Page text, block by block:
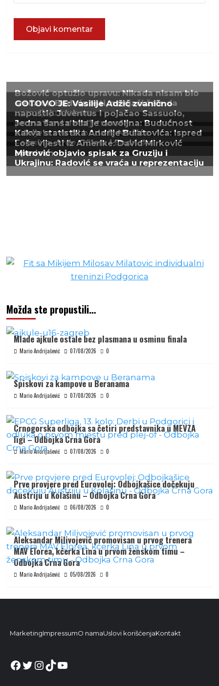
Možda ste propustili…
Mlade ajkule ostale bez plasmana u osminu finala
Mario Andrijašević 07/08/2026 0
Spiskovi za kampove u Beranama
Mario Andrijašević 07/08/2026 0
Crnogorska odbojka sa četiri predstavnika u MEVZA
ligi – Odbojka Crna Gora
Mario Andrijašević 07/08/2026 0
Prve provjere pred Eurovolej: Odbojkašice dočekuju
Austriju u Kolašinu – Odbojka Crna Gora
Mario Andrijašević 06/08/2026 0
Aleksandar Milivojević promovisan u prvog trenera
MAV Elorea, kćerka Lina u prvom ženskom timu –
Odbojka Crna Gora
Mario Andrijašević 05/08/2026 0
MarketingImpressumO namaUslovi korišćenjaKontakt
Facebook
Twitter
Instagram
TikTok
YouTube